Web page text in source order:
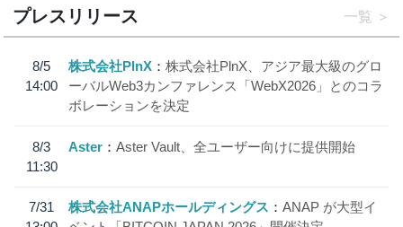
プレスリリース 一覧
8/5
14:00
株式会社PlnX
株式会社PlnX、アジア最大級のグロ
ーバルWeb3カンファレンス「WebX2026」とのコラ
ボレーションを決定
8/3
11:30
Aster Aster Vault、全ユーザー向けに提供開始
7/31
株式会社ANAPホールディングス
ANAP が大型イ